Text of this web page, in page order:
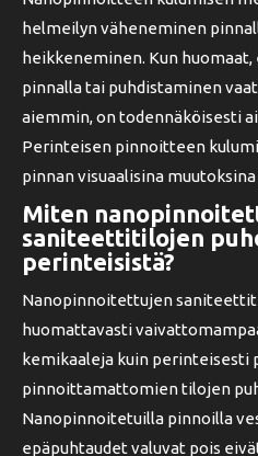
helmeilyn väheneminen
heikkeneminen. Kun
pinnalla tai puhdistaminen
aiemmin, on todennäköisesti
Perinteisen pinnoitteen
pinnan visuaalisina
Miten
saniteettitilojen
perinteisistä?
Nanopinnoitettujen
huomattavasti
kemikaaleja kuin
pinnoittamattomien tilojen
Nanopinnoitetuilla pinnoilla
epäpuhtaudet valuvat pois